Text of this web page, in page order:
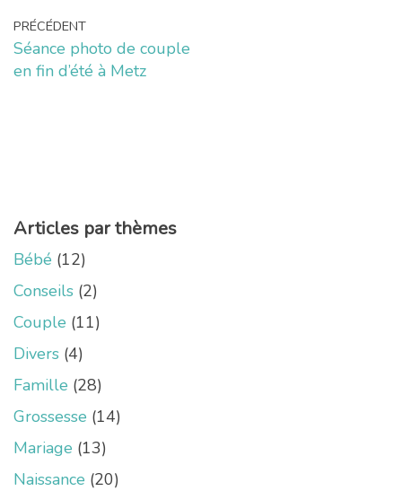
PRÉCÉDENT
Séance photo de couple
en fin d’été à Metz
Articles par thèmes
Bébé (12)
Conseils (2)
Couple (11)
Divers (4)
Famille (28)
Grossesse (14)
Mariage (13)
Naissance (20)